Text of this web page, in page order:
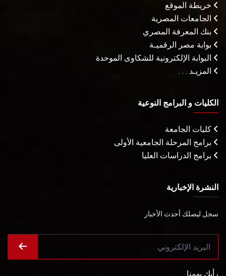
خريطة الموقع
الجامعات المصرية
بنك المعرفة المصري
بوابة مصر الرقميـة
البوابة الإلكترونية للشكاوى الموحدة
المزيـد . . .
الكليات و البرامج النوعية
كليات الجامعة
برامج المرحلة الجامعية الأولى
برامج الدراسات العليا
النشرة الإخبارية
سجل ليصلك أحدث الأخبار
رأيك يهمنا